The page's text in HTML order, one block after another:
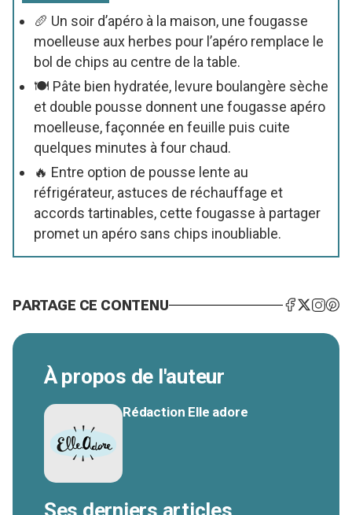
🥖 Un soir d’apéro à la maison, une fougasse
moelleuse aux herbes pour l’apéro remplace le
bol de chips au centre de la table.
🍽️ Pâte bien hydratée, levure boulangère sèche
et double pousse donnent une fougasse apéro
moelleuse, façonnée en feuille puis cuite
quelques minutes à four chaud.
🔥 Entre option de pousse lente au
réfrigérateur, astuces de réchauffage et
accords tartinables, cette fougasse à partager
promet un apéro sans chips inoubliable.
PARTAGE CE CONTENU
À propos de l'auteur
Rédaction Elle adore
Ses derniers articles